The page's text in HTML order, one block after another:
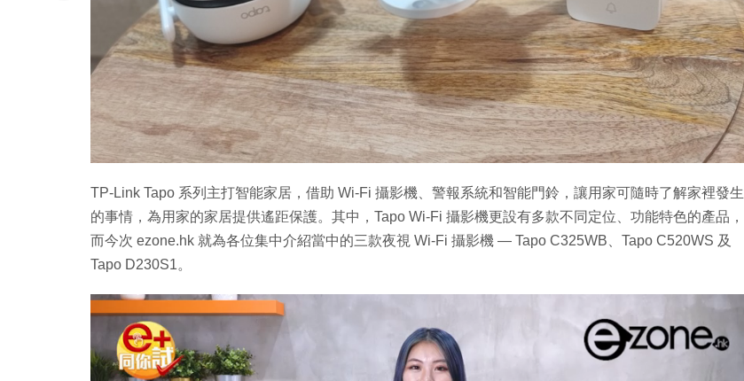
TP-Link Tapo 系列主打智能家居，借助 Wi-Fi 攝影機、警報系統和智能門鈴，讓用家可隨時了解家裡發生
的事情，為用家的家居提供遙距保護。其中，Tapo Wi-Fi 攝影機更設有多款不同定位、功能特色的產品，
而今次 ezone.hk 就為各位集中介紹當中的三款夜視 Wi-Fi 攝影機 — Tapo C325WB、Tapo C520WS 及
Tapo D230S1。
Link